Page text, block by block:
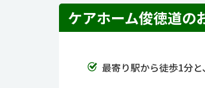
ケアホーム俊徳道の
最寄り駅から徒歩1分と